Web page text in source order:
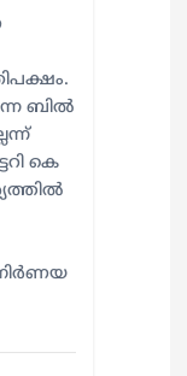
ബിൽ
കെ